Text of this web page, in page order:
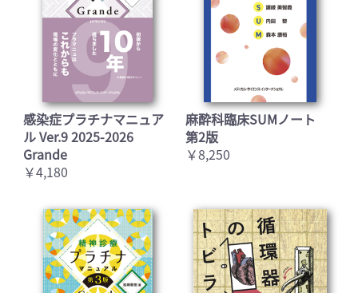
感染症プラチナマニュア
ル Ver.9 2025-2026
Grande
￥4,180
麻酔科臨床SUMノート
第2版
￥8,250